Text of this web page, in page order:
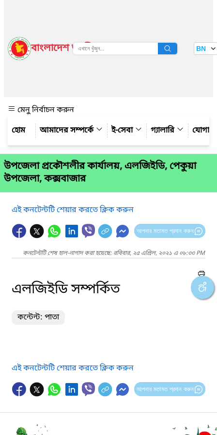
বাংলাদেশ জাতীয় তথ্য বাতায়ন BN
মেনু নির্বাচন করুন
আমাদের সম্পর্কে
ই-সেবা গ্যালারি
উপজেলা প্রকৌশলীর কার্যালয়, এলজিইডি, পেকুয়া
উপজেলা, কক্সবাজার
এই কনটেন্টটি শেয়ার করতে ক্লিক করুন
আপনার মতামত প্রদান করুন
কনটেন্টটি শেষ হাল-নাগাদ করা হয়েছে: রবিবার, ২৫ এপ্রিল, ২০২১ এ ০৮:৩৩ PM
এলজিইডি সম্পর্কিত
কন্টেন্ট: পাতা
এই কনটেন্টটি শেয়ার করতে ক্লিক করুন
আপনার মতামত প্রদান করুন